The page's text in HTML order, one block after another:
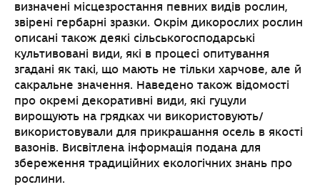
визначені місцезростання певних видів рослин,
звірені гербарні зразки. Окрім дикорослих рослин
описані також деякі сільськогосподарські
культивовані види, які в процесі опитування
згадані як такі, що мають не тільки харчове, але й
сакральне значення. Наведено також відомості
про окремі декоративні види, які гуцули
вирощують на грядках чи використовують/
використовували для прикрашання осель в якості
вазонів. Висвітлена інформація подана для
збереження традиційних екологічних знань про
рослини.